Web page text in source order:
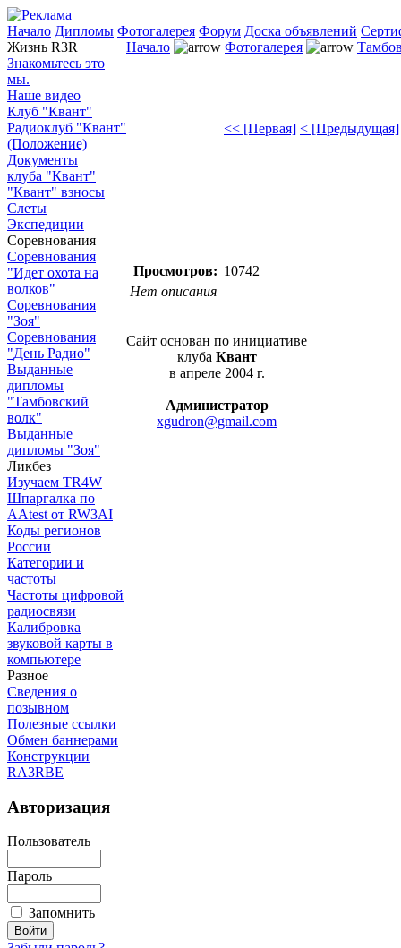
Начало Дипломы Фотогалерея Форум Доска объявлений
Жизнь R3R
Знакомьтесь это
мы.
Наше видео
Клуб "Квант"
Радиоклуб "Квант"
(Положение)
Документы
клуба "Квант"
"Квант" взносы
Слеты
Экспедиции
Соревнования
Соревнования
"Идет охота на
волков"
Соревнования
"Зоя"
Соревнования
"День Радио"
Выданные
дипломы
"Тамбовский
волк"
Выданные
дипломы "Зоя"
Ликбез
Изучаем TR4W
Шпаргалка по
AAtest от RW3AI
Коды регионов
России
Категории и
частоты
Частоты цифровой
радиосвязи
Калибровка
звуковой карты в
компьютере
Разное
Сведения о
позывном
Полезные ссылки
Обмен баннерами
Конструкции
RA3RBE
Авторизация
Пользователь
Пароль
Запомнить
Начало Фотогалерея
<< [Первая] < [Предыдущая]
Просмотров: 10742
Нет описания
Сайт основан по инициативе
клуба Квант
в апреле 2004 г.
Администратор
xgudron@gmail.com